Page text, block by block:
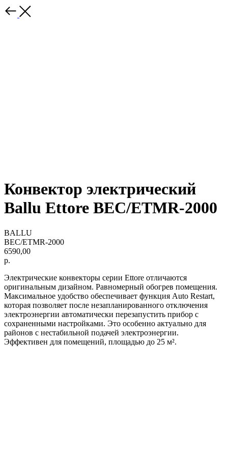
Конвектор электрический
Ballu Ettore BEC/ETMR-2000
BALLU
BEC/ETMR-2000
6590,00
р.
Электрические конвекторы серии Ettore отличаются
оригинальным дизайном. Равномерный обогрев помещения.
Максимальное удобство обеспечивает функция Auto Restart,
которая позволяет после незапланированного отключения
электроэнергии автоматически перезапустить прибор с
сохраненными настройками. Это особенно актуально для
районов с нестабильной подачей электроэнергии.
Эффективен для помещений, площадью до 25 м².